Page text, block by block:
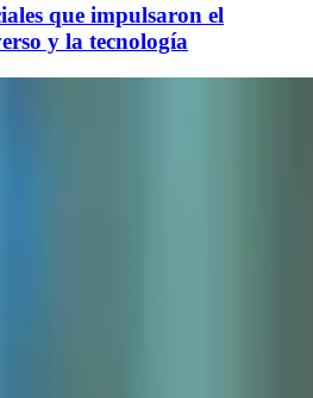
que impulsaron el
y la tecnología